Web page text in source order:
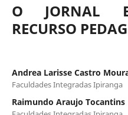
O JORNAL
RECURSO
Andrea Larisse Castro
Faculdades Integradas Ipiranga
Raimundo Araujo Tocantins